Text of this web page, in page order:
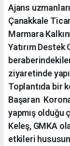
Ajans
Çanakkale
Marmara
Yatırım
ziyaretinde
Toplantıda bir
Başaran
yapmış olduğu
Keleş, GMKA
etkileri